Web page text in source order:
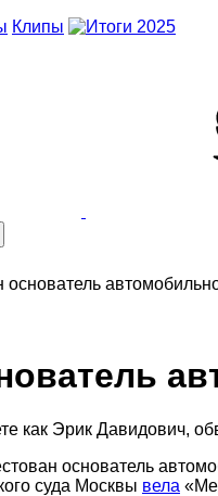
Клипы
основатель
как Эрик Давидович,
основатель
суда Москвы вела